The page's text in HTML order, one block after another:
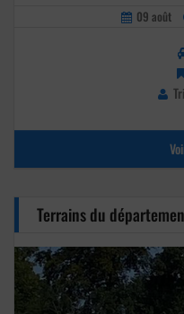
09 août
Terrains du